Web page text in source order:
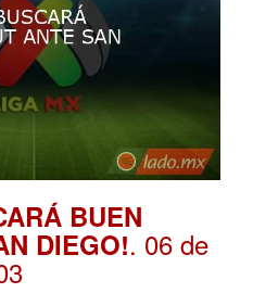
BUEN
DIEGO!. 06 de